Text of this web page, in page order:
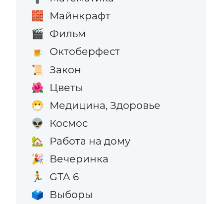
🧱 Майнкрафт
🎬 Фильм
🍺 Октоберфест
📜 Закон
🌺 Цветы
😷 Медицина, Здоровье
👽 Космос
🏡 Работа на дому
🎉 Вечеринка
🏃 GTA 6
🗳️ Выборы